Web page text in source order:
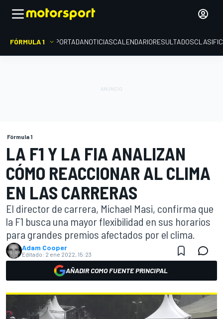
FÓRMULA 1 PORTADANOTICIASCALENDARIORESULTADOS
Fórmula 1
LA F1 Y LA FIA ANALIZAN
CÓMO REACCIONAR AL CLIMA
EN LAS CARRERAS
El director de carrera, Michael Masi, confirma que
la F1 busca una mayor flexibilidad en sus horarios
para grandes premios afectados por el clima.
Adam Cooper
Editado: 2 ene 2022, 15:23
AÑADIR COMO FUENTE PRINCIPAL